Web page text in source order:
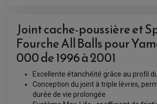
ACCESSOIRES QUAD
ACCESSOIRES ANODISES POUR QUAD
BOUCHON DE RÉSERVOIR QUAD
GUIDON QUAD
KIT POIGNÉE DE GAZ QUAD
POIGNÉE QUAD
PROTÈGE-MAINS
PONTETS / REHAUSSES DE GUIDON
Joint cache-poussière et
Fourche All Balls pour
000 de 1996 à 2001
Excellente étanchéité grâce au profil
Conception du joint à triple lèvres,
durée de vie prolongée